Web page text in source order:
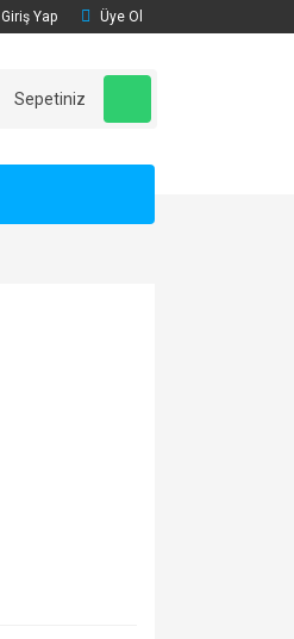
Giriş Yap Üye Ol
Sepetiniz